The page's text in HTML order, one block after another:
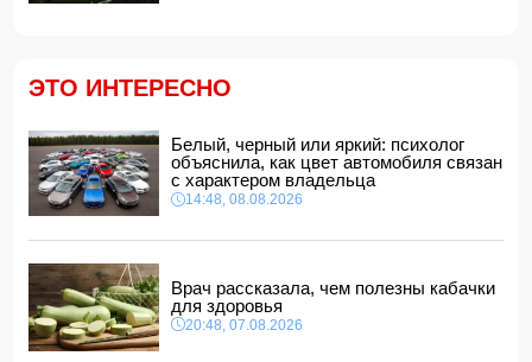
В мире зафиксирован рекордный рост цен на продукты
В Гобустанском районе Hyundai врезался в фонарный
столб: есть погибший
11:48, 08.08.2026
США ввели санкции против двух криптобирж за
сотрудничество с КСИР
11:40, 08.08.2026
Фон дер Ляйен захотела пресечь доходы России «со
всех сторон»
11:34, 08.08.2026
ЭТО ИНТЕРЕСНО
Белый, черный или яркий: психолог
объяснила, как цвет автомобиля связан
с характером владельца
14:48, 08.08.2026
Врач рассказала, чем полезны кабачки
для здоровья
20:48, 07.08.2026